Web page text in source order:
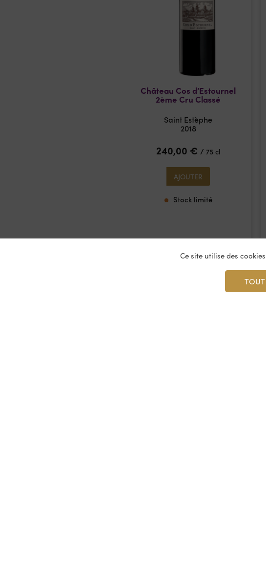
Château Cos d’Estournel
2ème Cru Classé
Saint Estèphe
2018
240,00 € / 75 cl
AJOUTER
Stock limité
Ce site utilise des